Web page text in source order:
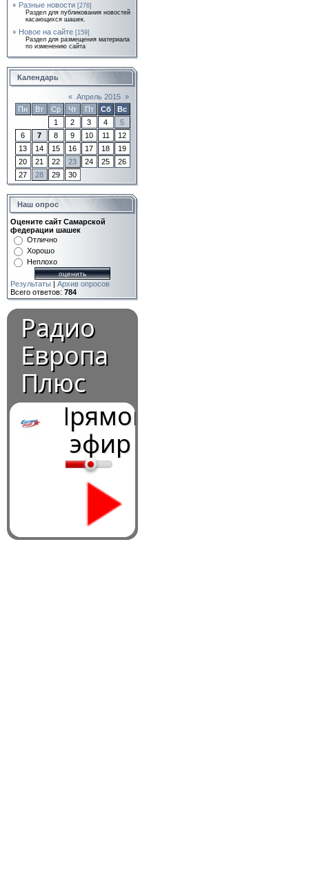
Разные новости [276]
Раздел для публикования новостей
касающихся шашек.
Новое на сайте [159]
Раздел для размещения материала
по изменению сайта
Календарь
« Апрель 2015 »
Пн
Вт Ср Чт Пт Сб
Вс
1
2 3 4
5
6
7 8 9 10 11
12
13
14 15 16 17 18
19
20
21 22 23 24 25
26
27
28 29 30
Наш опрос
Оцените сайт Самарской
федерации шашек
Отлично
Хорошо
Неплохо
Результаты | Архив опросов
Всего ответов: 784
Радио
Европа
Плюс
Прямой
эфир